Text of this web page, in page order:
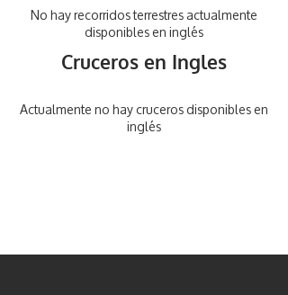
No hay recorridos terrestres actualmente
disponibles en inglés
Cruceros en Ingles
Actualmente no hay cruceros disponibles en
inglés